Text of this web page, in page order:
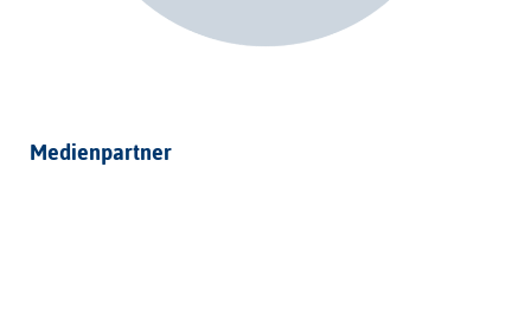
Medienpartner